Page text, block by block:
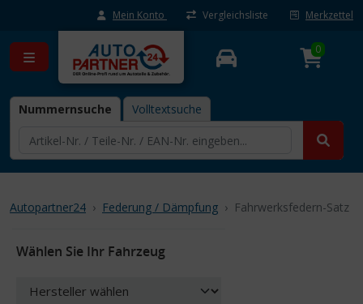
Mein Konto Vergleichsliste Merkzettel
Nummernsuche Volltextsuche
0
Autopartner24 Federung / Dämpfung Fahrwerksfedern-Satz
Wählen Sie Ihr Fahrzeug